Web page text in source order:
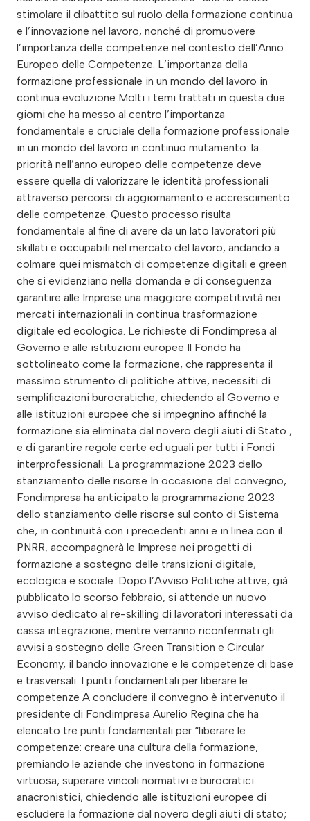
stimolare il dibattito sul ruolo della formazione continua
e l’innovazione nel lavoro, nonché di promuovere
l’importanza delle competenze nel contesto dell’Anno
Europeo delle Competenze. L’importanza della
formazione professionale in un mondo del lavoro in
continua evoluzione Molti i temi trattati in questa due
giorni che ha messo al centro l’importanza
fondamentale e cruciale della formazione professionale
in un mondo del lavoro in continuo mutamento: la
priorità nell’anno europeo delle competenze deve
essere quella di valorizzare le identità professionali
attraverso percorsi di aggiornamento e accrescimento
delle competenze. Questo processo risulta
fondamentale al fine di avere da un lato lavoratori più
skillati e occupabili nel mercato del lavoro, andando a
colmare quei mismatch di competenze digitali e green
che si evidenziano nella domanda e di conseguenza
garantire alle Imprese una maggiore competitività nei
mercati internazionali in continua trasformazione
digitale ed ecologica. Le richieste di Fondimpresa al
Governo e alle istituzioni europee Il Fondo ha
sottolineato come la formazione, che rappresenta il
massimo strumento di politiche attive, necessiti di
semplificazioni burocratiche, chiedendo al Governo e
alle istituzioni europee che si impegnino affinché la
formazione sia eliminata dal novero degli aiuti di Stato ,
e di garantire regole certe ed uguali per tutti i Fondi
interprofessionali. La programmazione 2023 dello
stanziamento delle risorse In occasione del convegno,
Fondimpresa ha anticipato la programmazione 2023
dello stanziamento delle risorse sul conto di Sistema
che, in continuità con i precedenti anni e in linea con il
PNRR, accompagnerà le Imprese nei progetti di
formazione a sostegno delle transizioni digitale,
ecologica e sociale. Dopo l’Avviso Politiche attive, già
pubblicato lo scorso febbraio, si attende un nuovo
avviso dedicato al re-skilling di lavoratori interessati da
cassa integrazione; mentre verranno riconfermati gli
avvisi a sostegno delle Green Transition e Circular
Economy, il bando innovazione e le competenze di base
e trasversali. I punti fondamentali per liberare le
competenze A concludere il convegno è intervenuto il
presidente di Fondimpresa Aurelio Regina che ha
elencato tre punti fondamentali per “liberare le
competenze: creare una cultura della formazione,
premiando le aziende che investono in formazione
virtuosa; superare vincoli normativi e burocratici
anacronistici, chiedendo alle istituzioni europee di
escludere la formazione dal novero degli aiuti di stato;